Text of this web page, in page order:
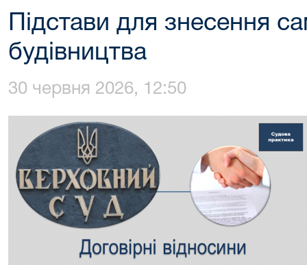
Підстави для знесення
будівництва
30 червня 2026, 12:50